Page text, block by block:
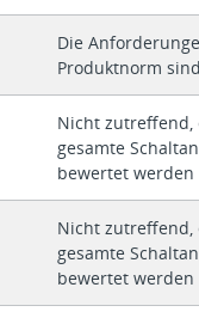
Die
Produktnorm
Nicht zutreffend,
gesamte
bewertet werden
Nicht zutreffend,
gesamte
bewertet werden